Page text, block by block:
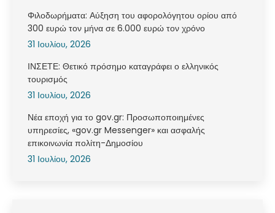
Φιλοδωρήματα: Αύξηση του αφορολόγητου ορίου από
300 ευρώ τον μήνα σε 6.000 ευρώ τον χρόνο
31 Ιουλίου, 2026
ΙΝΣΕΤΕ: Θετικό πρόσημο καταγράφει ο ελληνικός
τουρισμός
31 Ιουλίου, 2026
Νέα εποχή για το gov.gr: Προσωποποιημένες
υπηρεσίες, «gov.gr Messenger» και ασφαλής
επικοινωνία πολίτη-Δημοσίου
31 Ιουλίου, 2026